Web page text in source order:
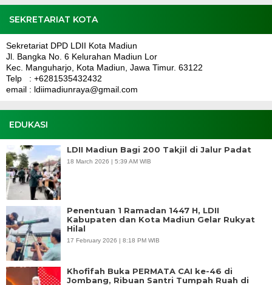
SEKRETARIAT KOTA
Sekretariat DPD LDII Kota Madiun
Jl. Bangka No. 6 Kelurahan Madiun Lor
Kec. Manguharjo, Kota Madiun, Jawa Timur. 63122
Telp : +6281535432432
email : ldiimadiunraya@gmail.com
EDUKASI
LDII Madiun Bagi 200 Takjil di Jalur Padat
18 March 2026 | 5:39 AM WIB
Penentuan 1 Ramadan 1447 H, LDII
Kabupaten dan Kota Madiun Gelar Rukyat
Hilal
17 February 2026 | 8:18 PM WIB
Khofifah Buka PERMATA CAI ke-46 di
Jombang, Ribuan Santri Tumpah Ruah di